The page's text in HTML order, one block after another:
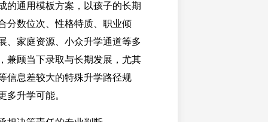
的通用模板方案，以孩子的长期
分数位次、性格特质、职业倾
、家庭资源、小众升学通道等多
兼顾当下录取与长期发展，尤其
信息差较大的特殊升学路径规
多升学可能。